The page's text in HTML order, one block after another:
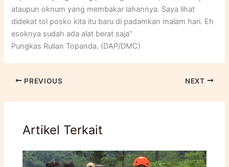
ataupun oknum yang membakar lahannya. Saya lihat
didekat tol posko kita itu baru di padamkan malam hari. Eh
esoknya sudah ada alat berat saja”
Pungkas Rulian Topanda. (DAP/DMC)
PREVIOUS NEXT
Artikel Terkait